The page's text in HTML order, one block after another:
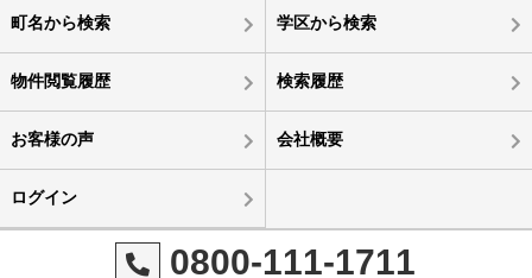
町名から検索 学区から検索
物件閲覧履歴 検索履歴
お客様の声 会社概要
ログイン
0800-111-1711